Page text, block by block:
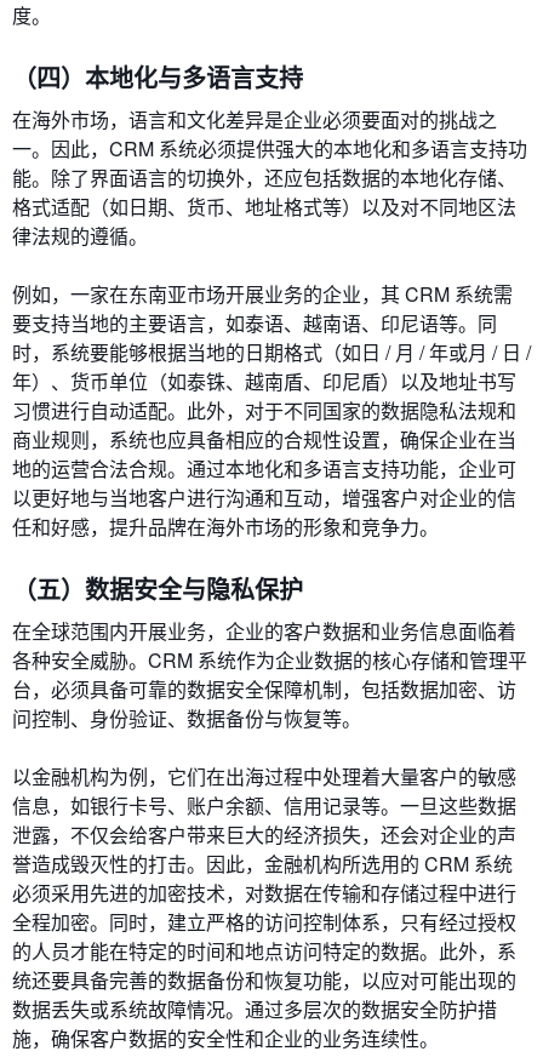
度。
（四）本地化与多语言支持
在海外市场，语言和文化差异是企业必须要面对的挑战之
一。因此，CRM 系统必须提供强大的本地化和多语言支持功
能。除了界面语言的切换外，还应包括数据的本地化存储、
格式适配（如日期、货币、地址格式等）以及对不同地区法
律法规的遵循。
例如，一家在东南亚市场开展业务的企业，其 CRM 系统需
要支持当地的主要语言，如泰语、越南语、印尼语等。同
时，系统要能够根据当地的日期格式（如日 / 月 / 年或月 / 日 /
年）、货币单位（如泰铢、越南盾、印尼盾）以及地址书写
习惯进行自动适配。此外，对于不同国家的数据隐私法规和
商业规则，系统也应具备相应的合规性设置，确保企业在当
地的运营合法合规。通过本地化和多语言支持功能，企业可
以更好地与当地客户进行沟通和互动，增强客户对企业的信
任和好感，提升品牌在海外市场的形象和竞争力。
（五）数据安全与隐私保护
在全球范围内开展业务，企业的客户数据和业务信息面临着
各种安全威胁。CRM 系统作为企业数据的核心存储和管理平
台，必须具备可靠的数据安全保障机制，包括数据加密、访
问控制、身份验证、数据备份与恢复等。
以金融机构为例，它们在出海过程中处理着大量客户的敏感
信息，如银行卡号、账户余额、信用记录等。一旦这些数据
泄露，不仅会给客户带来巨大的经济损失，还会对企业的声
誉造成毁灭性的打击。因此，金融机构所选用的 CRM 系统
必须采用先进的加密技术，对数据在传输和存储过程中进行
全程加密。同时，建立严格的访问控制体系，只有经过授权
的人员才能在特定的时间和地点访问特定的数据。此外，系
统还要具备完善的数据备份和恢复功能，以应对可能出现的
数据丢失或系统故障情况。通过多层次的数据安全防护措
施，确保客户数据的安全性和企业的业务连续性。